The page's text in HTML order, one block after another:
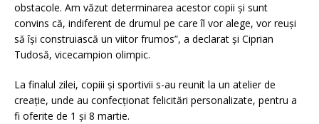
obstacole. Am văzut determinarea acestor copii și sunt
convins că, indiferent de drumul pe care îl vor alege, vor reuși
să își construiască un viitor frumos”, a declarat și Ciprian
Tudosă, vicecampion olimpic.
La finalul zilei, copiii și sportivii s-au reunit la un atelier de
creație, unde au confecționat felicitări personalizate, pentru a
fi oferite de 1 și 8 martie.